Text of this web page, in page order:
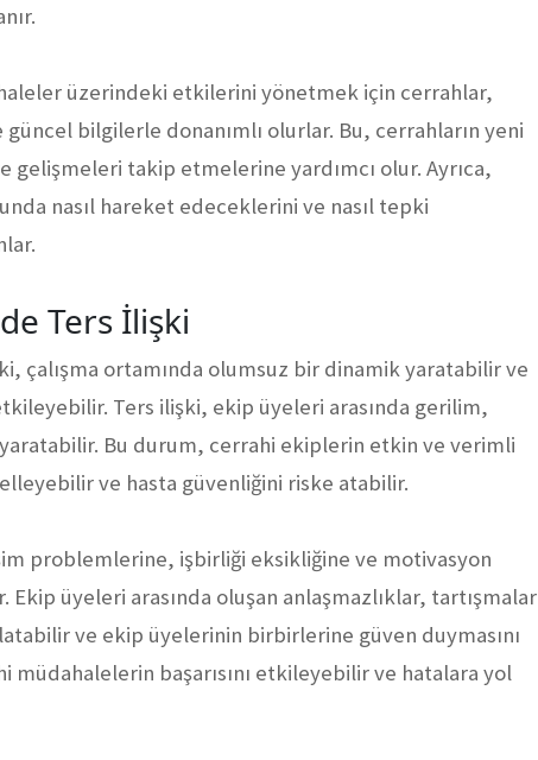
üzerindeki etkilerini yönetmek için cerrahlar,
bilgilerle donanımlı olurlar. Bu, cerrahların yeni
takip etmelerine yardımcı olur. Ayrıca,
nasıl hareket edeceklerini ve nasıl tepki
Ters İlişki
çalışma ortamında olumsuz bir dinamik yaratabilir ve
Ters ilişki, ekip üyeleri arasında gerilim,
Bu durum, cerrahi ekiplerin etkin ve verimli
ve hasta güvenliğini riske atabilir.
problemlerine, işbirliği eksikliğine ve motivasyon
üyeleri arasında oluşan anlaşmazlıklar, tartışmalar
ve ekip üyelerinin birbirlerine güven duymasını
müdahalelerin başarısını etkileyebilir ve hatalara yol